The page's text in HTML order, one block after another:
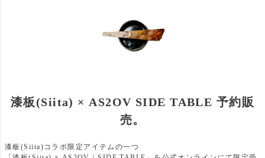
漆板(Siita) × AS2OV SIDE TABLE 予約販
売。
漆板(Siita)コラボ限定アイテムの一つ